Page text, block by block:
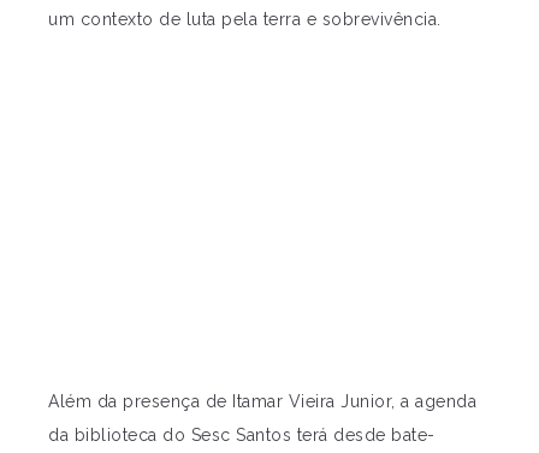
um contexto de luta pela terra e sobrevivência.
Além da presença de Itamar Vieira Junior, a agenda
da biblioteca do Sesc Santos terá desde bate-